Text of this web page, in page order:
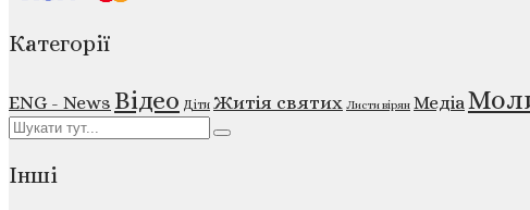
Категорії
ENG - News Відео Діти Житія святих Листи вірян Медіа
Інші